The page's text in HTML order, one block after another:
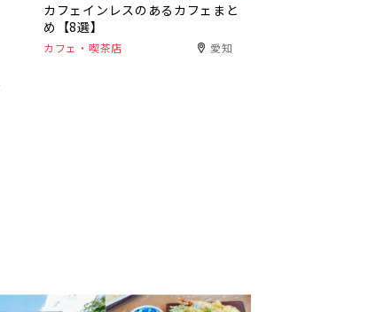
カフェインレスのあるカフェまと
め【8選】
カフェ・喫茶店 愛知